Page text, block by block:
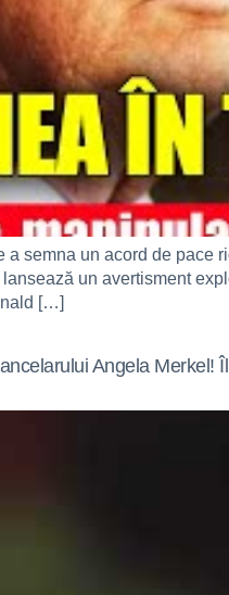
a semna un acord de pace
un avertisment
[…]
Angela Merkel!